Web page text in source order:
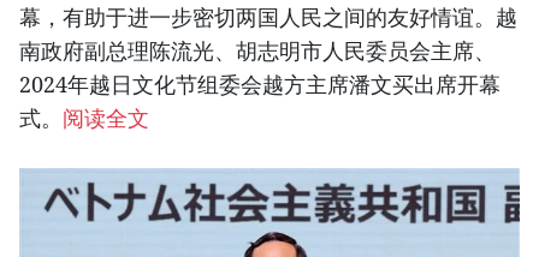
幕，有助于进一步密切两国人民之间的友好情谊。越
南政府副总理陈流光、胡志明市人民委员会主席、
2024年越日文化节组委会越方主席潘文买出席开幕
式。 阅读全文